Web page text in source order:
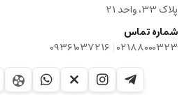
پلاک 33، واحد 21
شماره تماس
02188000323
|
09361037216